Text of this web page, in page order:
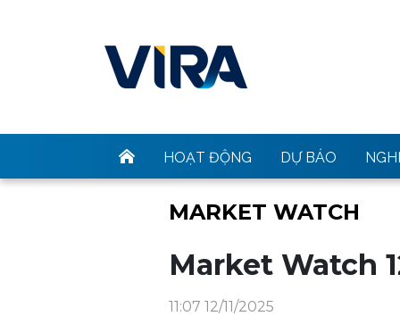
HOẠT ĐỘNG DỰ BÁO
MARKET WATCH
Market Watch
11:07 12/11/2025